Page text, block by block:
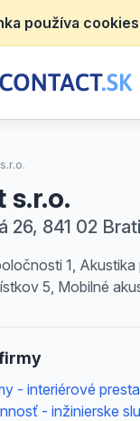
používa
s.r.o.
26, 841 02
1,
5, Mobilné
- interiérové
- inžinierske